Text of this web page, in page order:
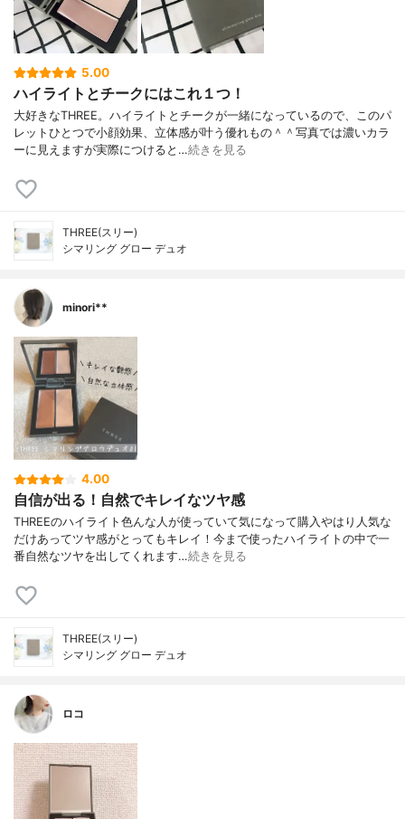
5.00
ハイライトとチークにはこれ１つ！
大好きなTHREE。ハイライトとチークが一緒になっているので、このパ
レットひとつで小顔効果、立体感が叶う優れもの＾＾写真では濃いカラ
ーに見えますが実際につけると…続きを見る
THREE(スリー)
シマリング グロー デュオ
minori**
4.00
自信が出る！自然でキレイなツヤ感
THREEのハイライト色んな人が使っていて気になって購入やはり人気な
だけあってツヤ感がとってもキレイ！今まで使ったハイライトの中で一
番自然なツヤを出してくれます…続きを見る
THREE(スリー)
シマリング グロー デュオ
ロコ